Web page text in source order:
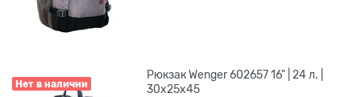
Нет в наличии
Рюкзак Wenger 602657 16" | 24 л. |
30x25x45